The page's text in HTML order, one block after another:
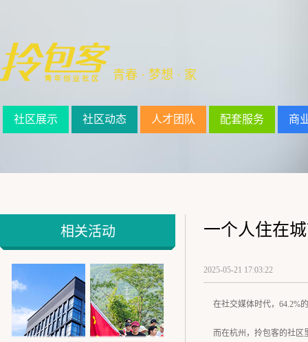
青春 · 梦想 · 家
社区展示 社区动态 人才团队 配套服务 商
相关活动 一个人住在
2025-05-21 17:03:22
在社交媒体时代，64.2%
而在杭州，拎包客的社区